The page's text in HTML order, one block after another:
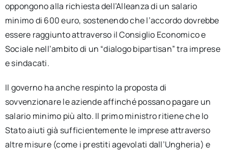
oppongono alla richiesta dell’Alleanza di un salario
minimo di 600 euro, sostenendo che l’accordo dovrebbe
essere raggiunto attraverso il Consiglio Economico e
Sociale nell’ambito di un “dialogo bipartisan” tra imprese
e sindacati.
Il governo ha anche respinto la proposta di
sovvenzionare le aziende affinché possano pagare un
salario minimo più alto. Il primo ministro ritiene che lo
Stato aiuti già sufficientemente le imprese attraverso
altre misure (come i prestiti agevolati dall’Ungheria) e